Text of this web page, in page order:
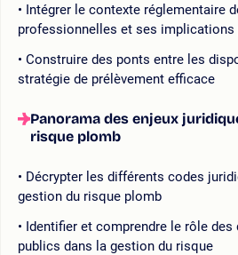
Intégrer le contexte réglementaire
professionnelles et ses implications
Construire des ponts entre les
stratégie de prélèvement efficace
Panorama des enjeux
risque plomb
Décrypter les différents codes
gestion du risque plomb
Identifier et comprendre le rôle
publics dans la gestion du risque